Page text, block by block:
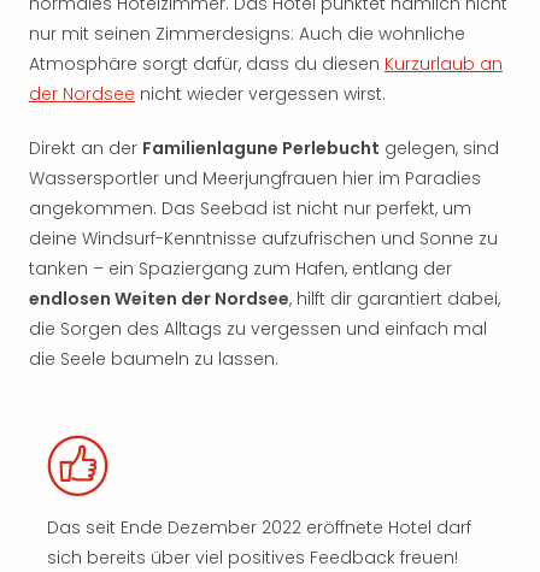
nur mit seinen Zimmerdesigns: Auch die wohnliche
Atmosphäre sorgt dafür, dass du diesen Kurzurlaub an
der Nordsee nicht wieder vergessen wirst.
Direkt an der Familienlagune Perlebucht gelegen, sind
Wassersportler und Meerjungfrauen hier im Paradies
angekommen. Das Seebad ist nicht nur perfekt, um
deine Windsurf-Kenntnisse aufzufrischen und Sonne zu
tanken – ein Spaziergang zum Hafen, entlang der
endlosen Weiten der Nordsee, hilft dir garantiert dabei,
die Sorgen des Alltags zu vergessen und einfach mal
die Seele baumeln zu lassen.
Das seit Ende Dezember 2022 eröffnete Hotel darf
sich bereits über viel positives Feedback freuen!